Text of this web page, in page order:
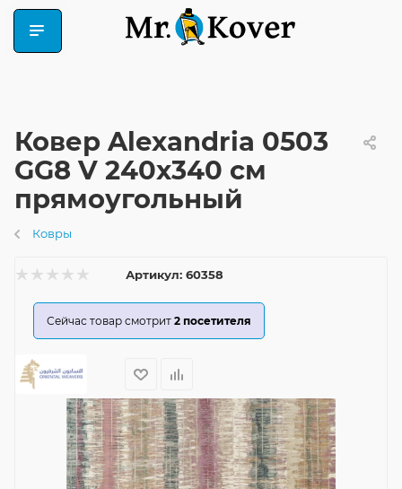
Ковер Alexandria 0503
GG8 V 240x340 см
прямоугольный
Ковры
Артикул: 60358
Сейчас товар смотрит 2 посетителя